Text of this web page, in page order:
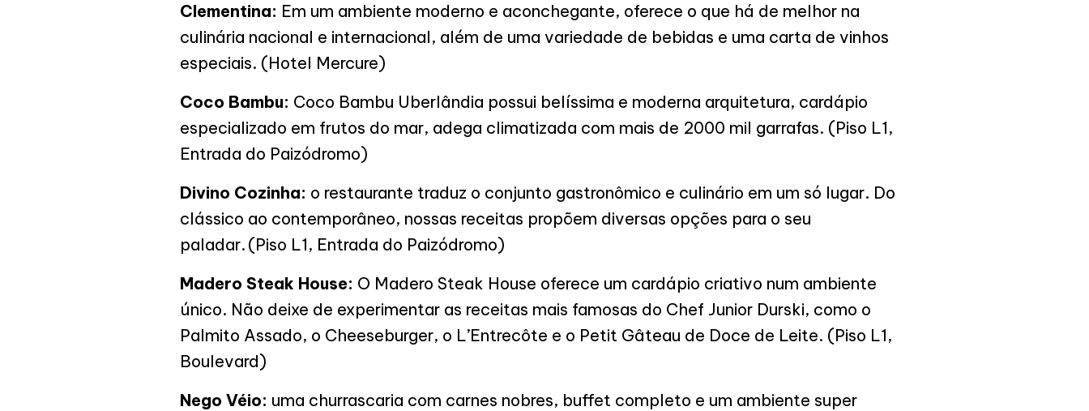
Clementina: Em um ambiente moderno e aconchegante, oferece o que há de melhor na
culinária nacional e internacional, além de uma variedade de bebidas e uma carta de vinhos
especiais. (Hotel Mercure)
Coco Bambu: Coco Bambu Uberlândia possui belíssima e moderna arquitetura, cardápio
especializado em frutos do mar, adega climatizada com mais de 2000 mil garrafas. (Piso L1,
Entrada do Paizódromo)
Divino Cozinha: o restaurante traduz o conjunto gastronômico e culinário em um só lugar. Do
clássico ao contemporâneo, nossas receitas propõem diversas opções para o seu
paladar. (Piso L1, Entrada do Paizódromo)
Madero Steak House: O Madero Steak House oferece um cardápio criativo num ambiente
único. Não deixe de experimentar as receitas mais famosas do Chef Junior Durski, como o
Palmito Assado, o Cheeseburger, o L’Entrecôte e o Petit Gâteau de Doce de Leite. (Piso L1,
Boulevard)
Nego Véio: uma churrascaria com carnes nobres, buffet completo e um ambiente super